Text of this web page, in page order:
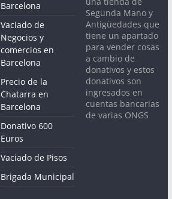
Barcelona
Vaciado de
Negocios y
comercios en
Barcelona
Precio de la
Chatarra en
Barcelona
Donativo 600
Euros
Vaciado de Pisos
Brigada Municipal
Segunda Mano y
Antigüedades que
tiene un apartado
para vender cosas
a cambio de
donativos y estos
donativos son
ingresados en
cuentas bancarias
de varias ONGS